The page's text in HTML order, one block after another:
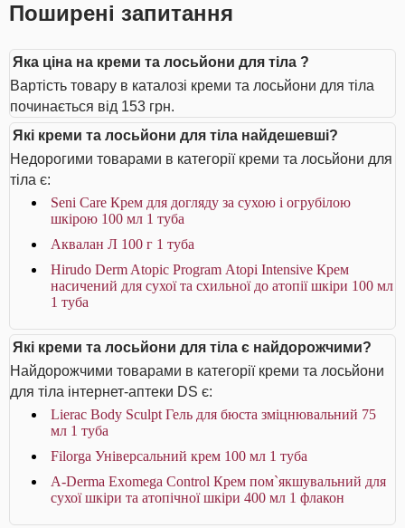
Поширені запитання
Яка ціна на креми та лосьйони для тіла ?
Вартість товару в каталозі креми та лосьйони для тіла
починається від 153 грн.
Які креми та лосьйони для тіла найдешевші?
Недорогими товарами в категорії креми та лосьйони для
тіла є:
Seni Care Крем для догляду за сухою і огрубілою
шкірою 100 мл 1 туба
Аквалан Л 100 г 1 туба
Hirudo Derm Atopic Program Аtopi Intensive Крем
насичений для сухої та схильної до атопії шкіри 100 мл
1 туба
Які креми та лосьйони для тіла є найдорожчими?
Найдорожчими товарами в категорії креми та лосьйони
для тіла інтернет-аптеки DS є:
Lierac Body Sculpt Гель для бюста зміцнювальний 75
мл 1 туба
Filorga Універсальний крем 100 мл 1 туба
A-Derma Exomega Control Крем пом`якшувальний для
сухої шкіри та атопічної шкіри 400 мл 1 флакон